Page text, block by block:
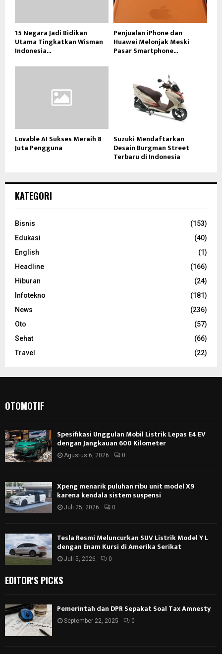
15 Negara Jadi Bidikan
Utama Tingkatkan Wisman
Indonesia...
Penjualan iPhone dan
Huawei Melonjak Meski
Pasar Smartphone...
Lovable AI Sukses Meraih 8
Juta Pengguna
Suzuki Mendaftarkan
Desain Burgman Street
Terbaru di Indonesia
KATEGORI
Bisnis
(153)
Edukasi
(40)
English
(1)
Headline
(166)
Hiburan
(24)
Infotekno
(181)
News
(236)
Oto
(57)
Sehat
(66)
Travel
(22)
OTOMOTIF
Spesifikasi Unggulan Mobil Listrik Lepas E4 EV
dengan Jangkauan 600 Kilometer
Agustus 6, 2026 0
Xpeng menarik puluhan ribu unit model X9
karena kendala sistem suspensi
Juli 25, 2026 0
Tesla Resmi Meluncurkan SUV Listrik Model Y L
dengan Enam Kursi di Amerika Serikat
Juli 5, 2026 0
EDITOR'S PICKS
Pemerintah dan DPR Sepakat Soal Tax Amnesty
September 22, 2025 0